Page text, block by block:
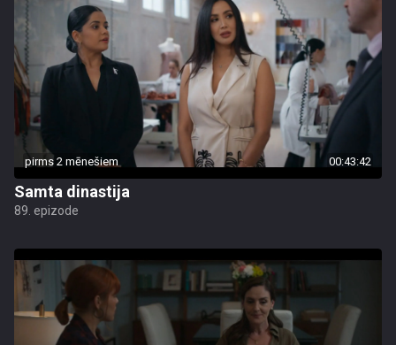
pirms 2 mēnešiem 00:43:42
Samta dinastija
89. epizode